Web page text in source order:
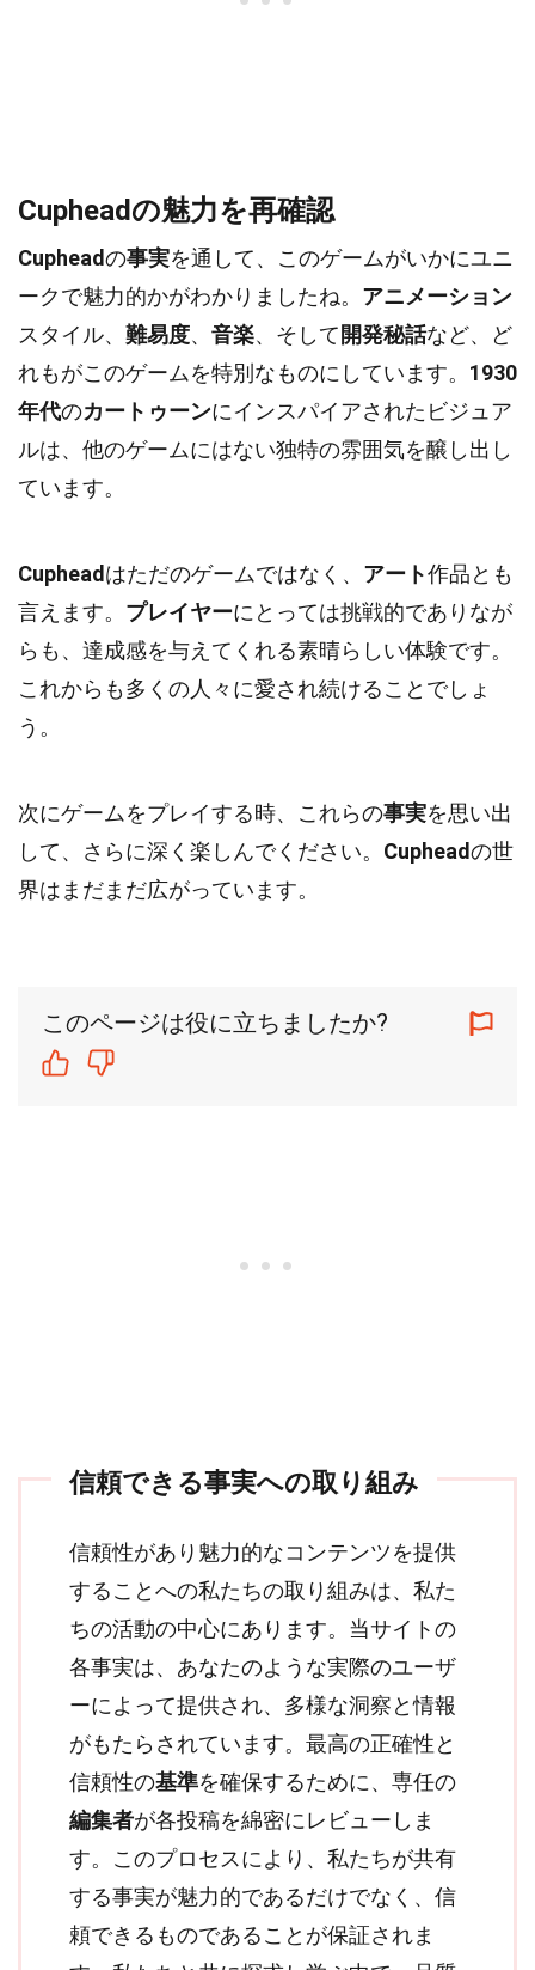
Cupheadの魅力を再確認
Cupheadの事実を通して、このゲームがいかにユニ
ークで魅力的かがわかりましたね。 アニメーション
スタイル、 難易度、 音楽、そして 開発秘話など、ど
れもがこのゲームを特別なものにしています。 1930
年代のカートゥーンにインスパイアされたビジュア
ルは、他のゲームにはない独特の雰囲気を醸し出し
ています。
Cuphead はただのゲームではなく、 アート作品とも
言えます。 プレイヤーにとっては挑戦的でありなが
らも、達成感を与えてくれる素晴らしい体験です。
これからも多くの人々に愛され続けることでしょ
う。
次にゲームをプレイする時、これらの事実を思い出
して、さらに深く楽しんでください。 Cupheadの世
界はまだまだ広がっています。
このページは役に立ちましたか?
信頼できる事実への取り組み
信頼性があり魅力的なコンテンツを提供
することへの私たちの取り組みは、私た
ちの活動の中心にあります。当サイトの
各事実は、あなたのような実際のユーザ
ーによって提供され、多様な洞察と情報
がもたらされています。最高の正確性と
信頼性の基準を確保するために、専任の
編集者が各投稿を綿密にレビューしま
す。このプロセスにより、私たちが共有
する事実が魅力的であるだけでなく、信
頼できるものであることが保証されま